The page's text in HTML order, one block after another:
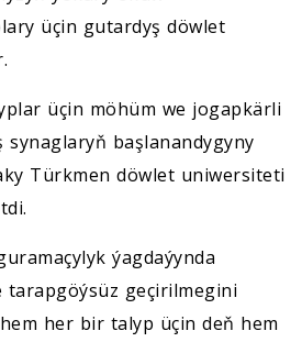
üçin gutardyş döwlet
üçin möhüm we jogapkärli
başlanandygyny
Türkmen döwlet uniwersiteti
ýagdaýynda
tarapgöýsüz geçirilmegini
her bir talyp üçin deň hem